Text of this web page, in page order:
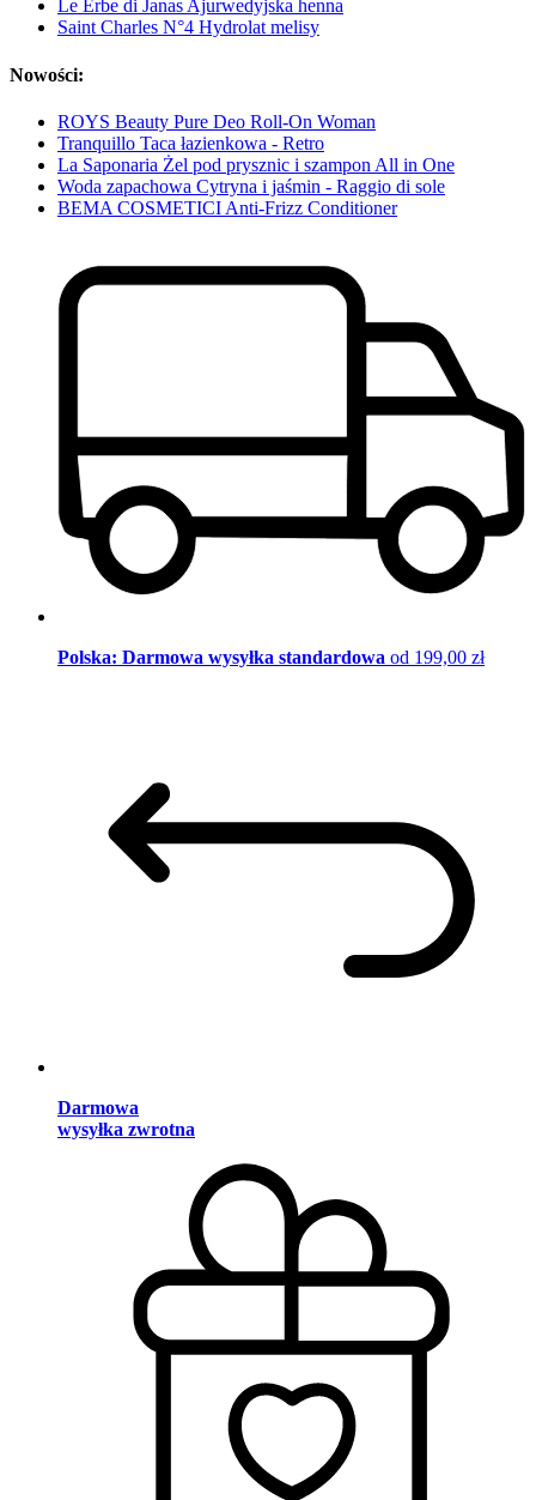
Le Erbe di Janas Ajurwedyjska henna
Saint Charles N°4 Hydrolat melisy
Nowości:
ROYS Beauty Pure Deo Roll-On Woman
Tranquillo Taca łazienkowa - Retro
La Saponaria Żel pod prysznic i szampon All in One
Woda zapachowa Cytryna i jaśmin - Raggio di sole
BEMA COSMETICI Anti-Frizz Conditioner
Polska: Darmowa wysyłka standardowa od 199,00 zł
Darmowa
wysyłka zwrotna